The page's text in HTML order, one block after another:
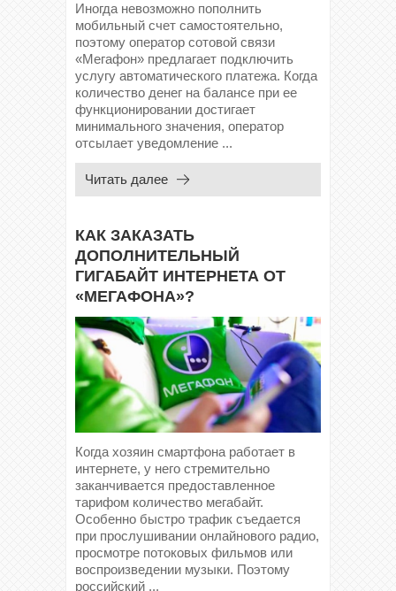
Иногда невозможно пополнить
мобильный счет самостоятельно,
поэтому оператор сотовой связи
«Мегафон» предлагает подключить
услугу автоматического платежа. Когда
количество денег на балансе при ее
функционировании достигает
минимального значения, оператор
отсылает уведомление ...
Читать далее
КАК ЗАКАЗАТЬ
ДОПОЛНИТЕЛЬНЫЙ
ГИГАБАЙТ ИНТЕРНЕТА ОТ
«МЕГАФОНА»?
Когда хозяин смартфона работает в
интернете, у него стремительно
заканчивается предоставленное
тарифом количество мегабайт.
Особенно быстро трафик съедается
при прослушивании онлайнового радио,
просмотре потоковых фильмов или
воспроизведении музыки. Поэтому
российский ...